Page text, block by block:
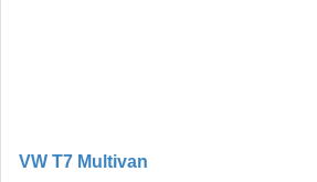
VW T7 Multivan